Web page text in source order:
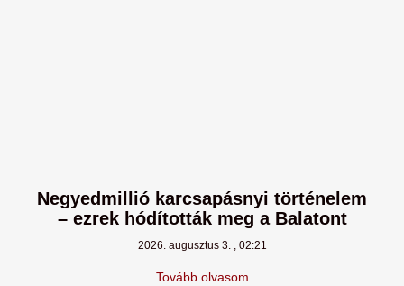
Negyedmillió karcsapásnyi történelem
– ezrek hódították meg a Balatont
2026. augusztus 3. 02:21
Tovább olvasom